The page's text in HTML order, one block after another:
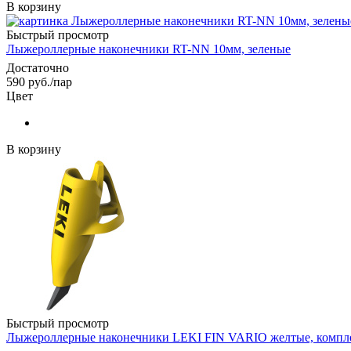
В корзину
Быстрый просмотр
Лыжероллерные наконечники RT-NN 10мм, зеленые
Достаточно
590 руб./пар
Цвет
В корзину
Быстрый просмотр
Лыжероллерные наконечники LEKI FIN VARIO желтые,